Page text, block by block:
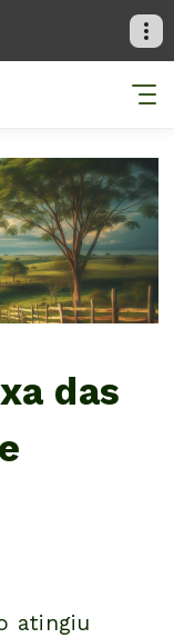
das
atingiu